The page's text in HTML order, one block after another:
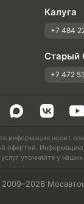
Калуга
+7 484
Старый
+7 472
информация носит
офертой.
уточняйте у